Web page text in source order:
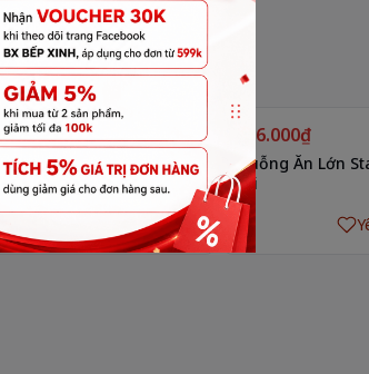
566.000₫
Nĩa Ăn Lớn Starry - 6 cái
Yêu thích
566.000₫
Muỗng Ăn Lớn
cái